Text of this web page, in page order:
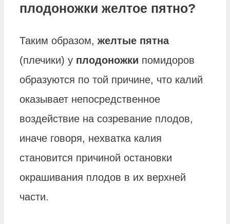
плодоножки желтое пятно?
Таким образом, желтые пятна
(плечики) у плодоножки помидоров
образуются по той причине, что калий
оказывает непосредственное
воздействие на созревание плодов,
иначе говоря, нехватка калия
становится причиной остановки
окрашивания плодов в их верхней
части.